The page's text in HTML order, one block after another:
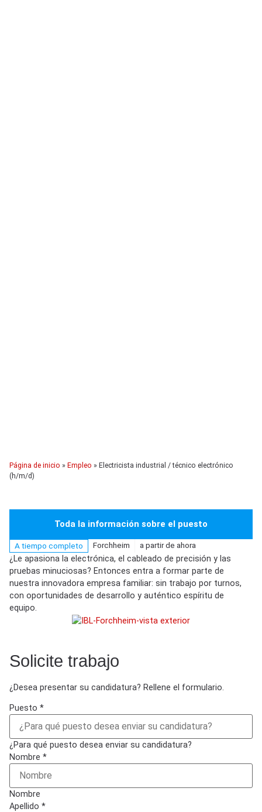
Página de inicio » Empleo » Electricista industrial / técnico electrónico
(h/m/d)
Toda la información sobre el puesto
A tiempo completo Forchheim a partir de ahora
¿Le apasiona la electrónica, el cableado de precisión y las
pruebas minuciosas? Entonces entra a formar parte de
nuestra innovadora empresa familiar: sin trabajo por turnos,
con oportunidades de desarrollo y auténtico espíritu de
equipo.
Solicite trabajo
¿Desea presentar su candidatura? Rellene el formulario.
Puesto *
¿Para qué puesto desea enviar su candidatura?
Nombre *
Nombre
Apellido *